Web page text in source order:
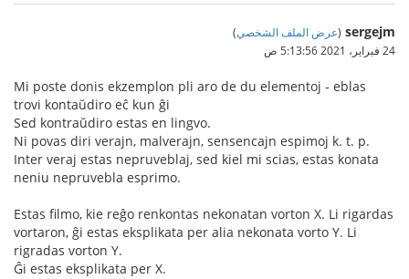
sergejm
(عرض الملف الشخصي)
24 فبراير، 2021 5:13:56 ص
Mi poste donis ekzemplon pli aro de du elementoj - eblas
trovi kontaŭdiro eĉ kun ĝi
Sed kontraŭdiro estas en lingvo.
Ni povas diri verajn, malverajn, sensencajn espimoj k. t. p.
Inter veraj estas nepruveblaj, sed kiel mi scias, estas konata
neniu nepruvebla esprimo.
Estas filmo, kie reĝo renkontas nekonatan vorton X. Li rigardas
vortaron, ĝi estas eksplikata per alia nekonata vorto Y. Li
rigradas vorton Y.
Ĝi estas eksplikata per X.